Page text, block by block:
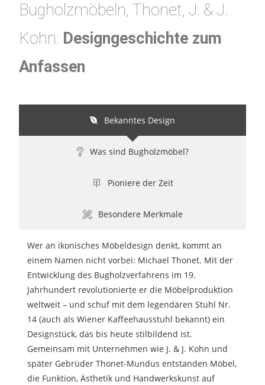
Bugholzmöbeln, Thonet, J. & J.
Kohn: Designgeschichte zum
Anfassen
Bekanntes Design
Was sind Bugholzmöbel?
Pioniere der Zeit
Besondere Merkmale
Wer an ikonisches Möbeldesign denkt, kommt an
einem Namen nicht vorbei: Michael Thonet. Mit der
Entwicklung des Bugholzverfahrens im 19.
Jahrhundert revolutionierte er die Möbelproduktion
weltweit – und schuf mit dem legendären Stuhl Nr.
14 (auch als Wiener Kaffeehausstuhl bekannt) ein
Designstück, das bis heute stilbildend ist.
Gemeinsam mit Unternehmen wie J. & J. Kohn und
später Gebrüder Thonet-Mundus entstanden Möbel,
die Funktion, Ästhetik und Handwerkskunst auf